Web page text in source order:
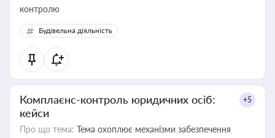
контролю
Будівельна діяльність
Комплаєнс-контроль юридичних осіб:
кейси
+5
Про що тема: Тема охоплює механізми забезпечення